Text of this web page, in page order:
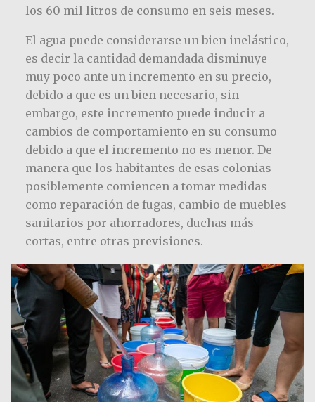
los 60 mil litros de consumo en seis meses.
El agua puede considerarse un bien inelástico,
es decir la cantidad demandada disminuye
muy poco ante un incremento en su precio,
debido a que es un bien necesario, sin
embargo, este incremento puede inducir a
cambios de comportamiento en su consumo
debido a que el incremento no es menor. De
manera que los habitantes de esas colonias
posiblemente comiencen a tomar medidas
como reparación de fugas, cambio de muebles
sanitarios por ahorradores, duchas más
cortas, entre otras previsiones.